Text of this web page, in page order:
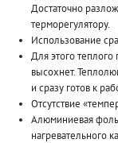
Достаточно
терморегулятору.
Использование
Для этого теплого
высохнет.
и сразу готов к
Отсутствие
Алюминиевая
нагревательного